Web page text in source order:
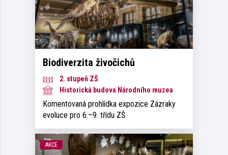
Biodiverzita živočichů
2. stupeň ZŠ
Historická budova Národního muzea
Komentovaná prohlídka expozice Zázraky
evoluce pro 6.–9. třídu ZŠ
AKCE